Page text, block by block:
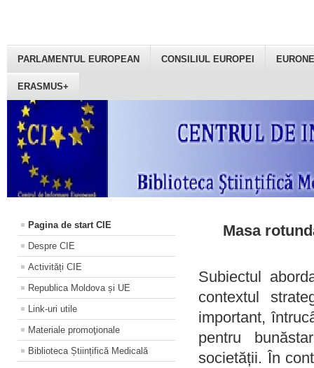
PARLAMENTUL EUROPEAN CONSILIUL EUROPEI
ERASMUS+
Pagina de start CIE
Despre CIE
Activități CIE
Republica Moldova și UE
Link-uri utile
Materiale promoţionale
Biblioteca Științifică Medicală
Masa
Subiectul
contextul
important,
pentru
societății. În